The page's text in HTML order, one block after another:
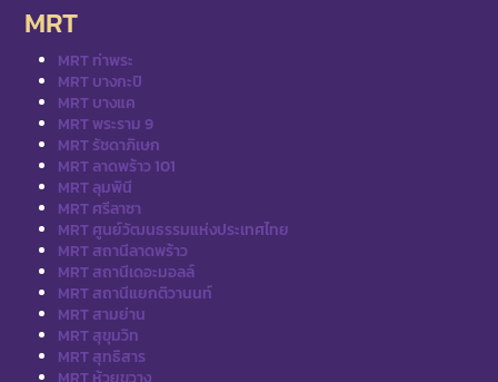
MRT
MRT ท่าพระ
MRT บางกะปิ
MRT บางแค
MRT พระราม 9
MRT รัชดาภิเษก
MRT ลาดพร้าว 101
MRT ลุมพินี
MRT ศรีลาซา
MRT ศูนย์วัฒนธรรมแห่งประเทศไทย
MRT สถานีลาดพร้าว
MRT สถานีเดอะมอลล์
MRT สถานีแยกติวานนท์
MRT สามย่าน
MRT สุขุมวิท
MRT สุทธิสาร